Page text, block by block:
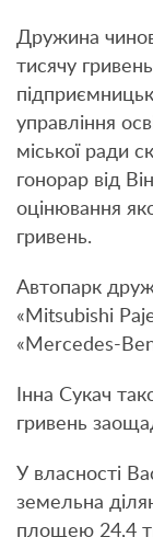
Дружина
тисячу
управління
міської ради
гонорар від
оцінювання
гривень.
Автопарк
«Mitsubishi
«Mercedes-
Інна Сукач
гривень
У власності
земельна
площею 24,4